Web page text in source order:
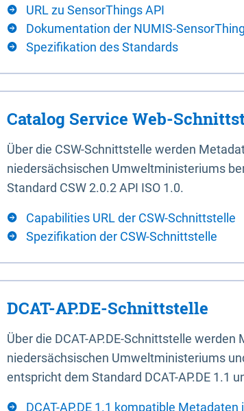
URL zu SensorThings API
Dokumentation der NUMIS-
Spezifikation des Standards
Catalog Service Web-
Über die CSW-Schnittstelle werden
niedersächsischen Umweltministeriums
Standard CSW 2.0.2 API ISO 1.0.
Capabilities URL der CSW-Schnittstelle
Spezifikation der CSW-Schnittstelle
DCAT-AP.DE-Schnittstelle
Über die DCAT-AP.DE-Schnittstelle
niedersächsischen Umweltministeriums
entspricht dem Standard DCAT-AP.DE 1.1
DCAT-AP.DE 1.1 kompatible